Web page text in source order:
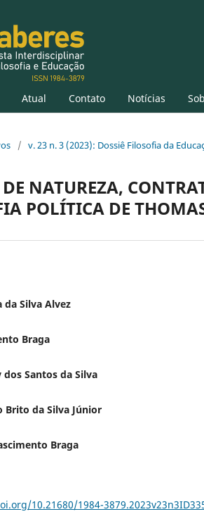
Atual Contato Notícias
/ v. 23 n. 3 (2023): Dossiê Filosofia da
DE NATUREZA,
POLÍTICA DE
da Silva Alvez
Braga
dos Santos da Silva
Brito da Silva Júnior
Braga
10.21680/1984-